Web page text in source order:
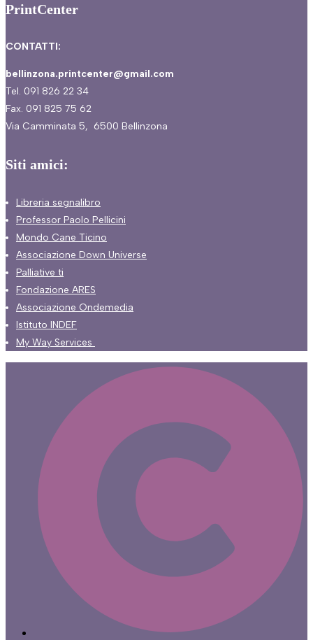
PrintCenter
CONTATTI:
bellinzona.printcenter@gmail.com
Tel. 091 826 22 34
Fax. 091 825 75 62
Via Camminata 5, 6500 Bellinzona
Siti amici:
Libreria segnalibro
Professor Paolo Pellicini
Mondo Cane Ticino
Associazione Down Universe
Palliative ti
Fondazione ARES
Associazione Ondemedia
Istituto INDEF
My Way Services